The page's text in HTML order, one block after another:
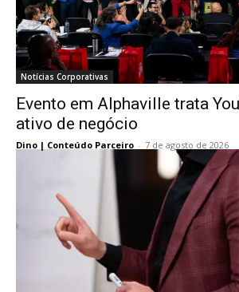
Notícias Corporativas
Evento em Alphaville trata
ativo de negócio
Dino | Conteúdo Parceiro - 7 de agosto de 2026